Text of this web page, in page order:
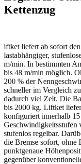
Kettenzug
iftket liefert ab sofort
lastabhängiger,
m/min. In bestimmten
bis 48 m/min möglich.
200 % der
schneller im Vergleich
dadurch viel Zeit. Die
bis 2000 kg. Liftket
konfiguriert innerhalb
Geschwindigkeitsstufen
stufenlos regelbar.
die Bremse sofort, ohne
punktgenaue
gegenüber